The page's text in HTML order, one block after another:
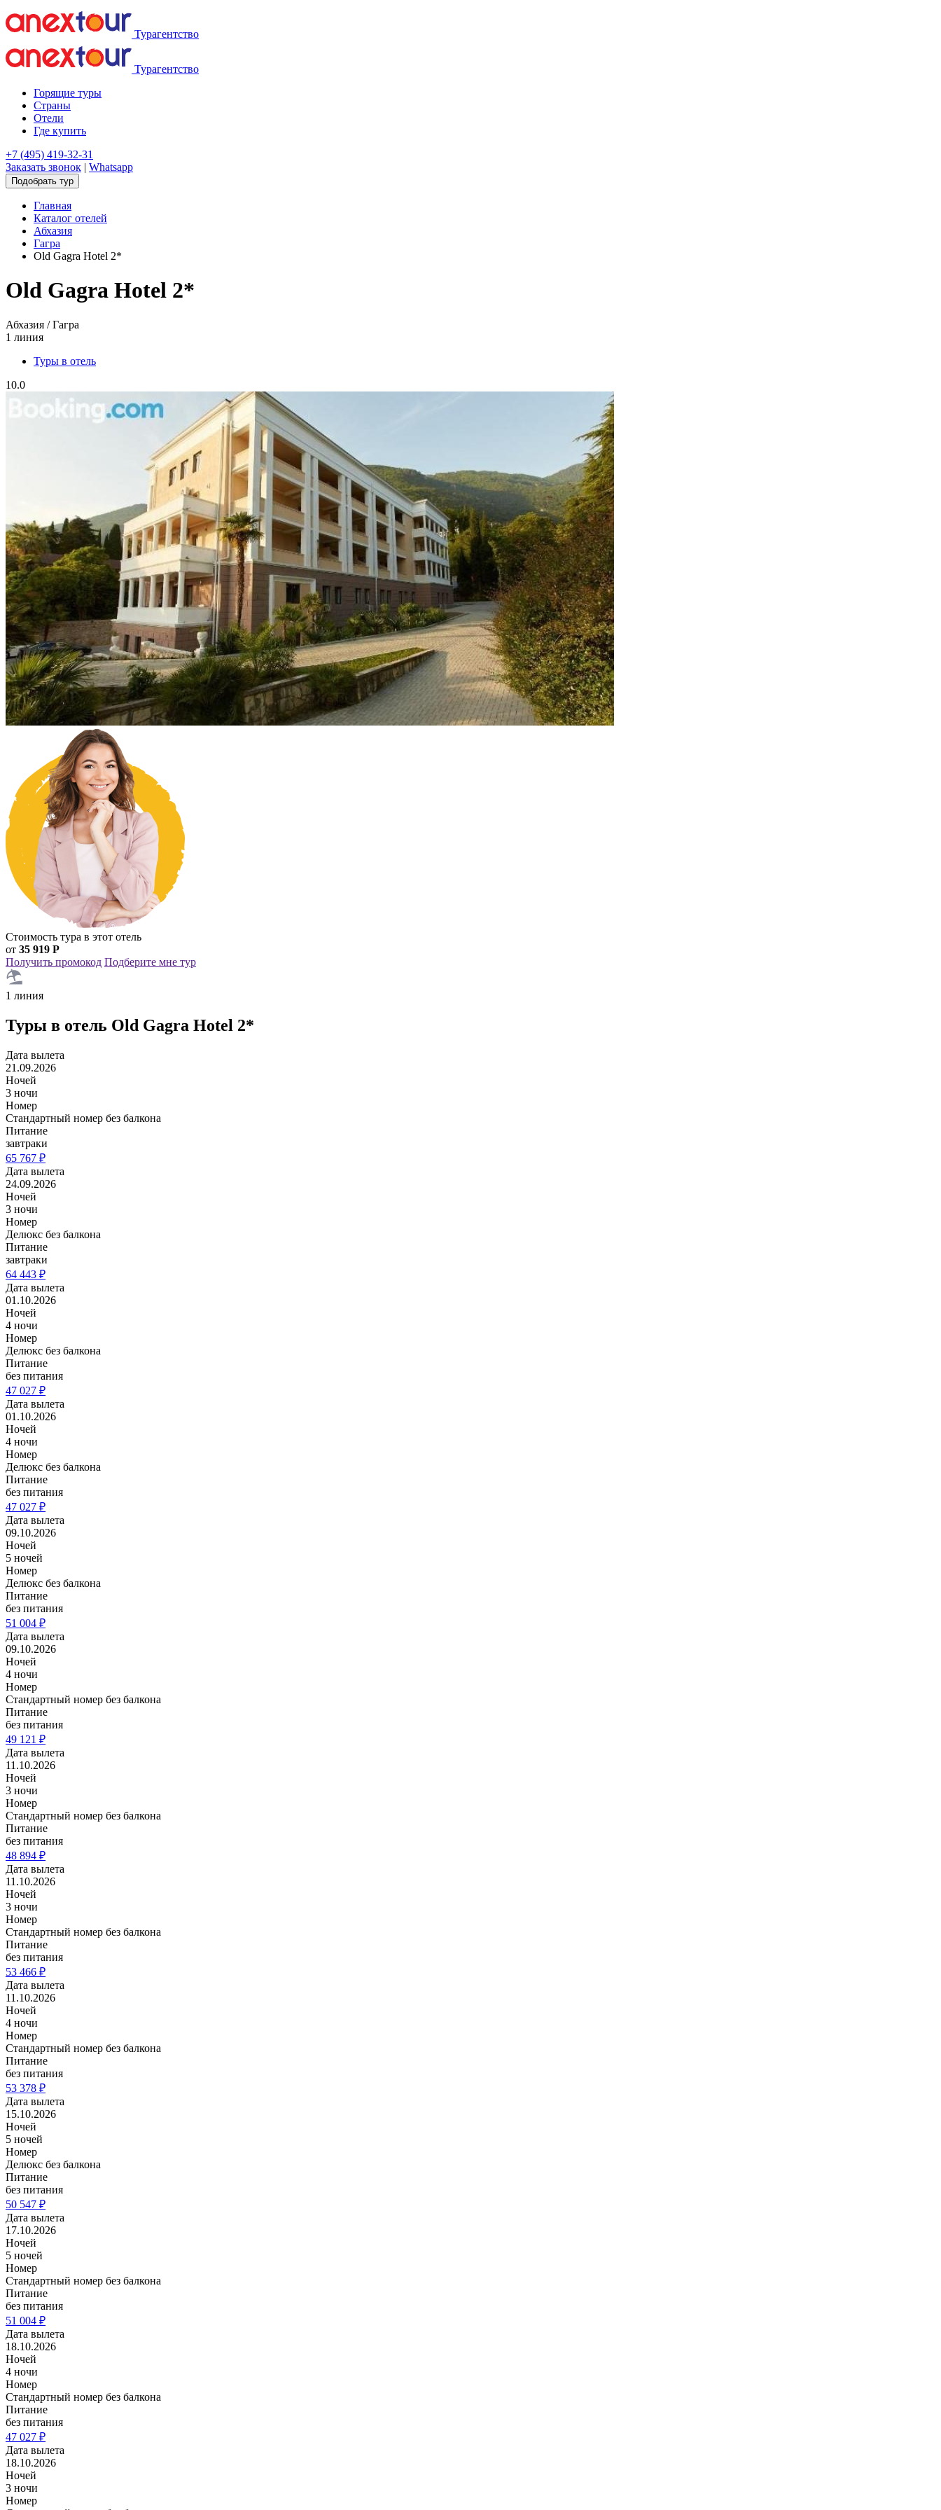
Турагентство
Турагентство
Горящие туры
Страны
Отели
Где купить
+7 (495) 419-32-31
Заказать звонок | Whatsapp
Подобрать тур
Главная
Каталог отелей
Абхазия
Гагра
Old Gagra Hotel 2*
Old Gagra Hotel 2*
Абхазия / Гагра
1 линия
Туры в отель
10.0
Стоимость тура в этот отель
от 35 919 Р
Получить промокод Подберите мне тур
1 линия
Туры в отель Old Gagra Hotel 2*
Дата вылета
21.09.2026
Ночей
3 ночи
Номер
Стандартный номер без балкона
Питание
завтраки
65 767 ₽
Дата вылета
24.09.2026
Ночей
3 ночи
Номер
Делюкс без балкона
Питание
завтраки
64 443 ₽
Дата вылета
01.10.2026
Ночей
4 ночи
Номер
Делюкс без балкона
Питание
без питания
47 027 ₽
Дата вылета
01.10.2026
Ночей
4 ночи
Номер
Делюкс без балкона
Питание
без питания
47 027 ₽
Дата вылета
09.10.2026
Ночей
5 ночей
Номер
Делюкс без балкона
Питание
без питания
51 004 ₽
Дата вылета
09.10.2026
Ночей
4 ночи
Номер
Стандартный номер без балкона
Питание
без питания
49 121 ₽
Дата вылета
11.10.2026
Ночей
3 ночи
Номер
Стандартный номер без балкона
Питание
без питания
48 894 ₽
Дата вылета
11.10.2026
Ночей
3 ночи
Номер
Стандартный номер без балкона
Питание
без питания
53 466 ₽
Дата вылета
11.10.2026
Ночей
4 ночи
Номер
Стандартный номер без балкона
Питание
без питания
53 378 ₽
Дата вылета
15.10.2026
Ночей
5 ночей
Номер
Делюкс без балкона
Питание
без питания
50 547 ₽
Дата вылета
17.10.2026
Ночей
5 ночей
Номер
Стандартный номер без балкона
Питание
без питания
51 004 ₽
Дата вылета
18.10.2026
Ночей
4 ночи
Номер
Стандартный номер без балкона
Питание
без питания
47 027 ₽
Дата вылета
18.10.2026
Ночей
3 ночи
Номер